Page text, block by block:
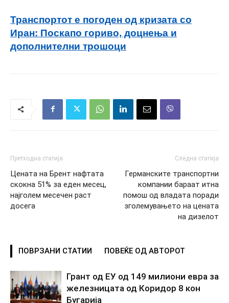
Транспортот е погоден од кризата со
Иран: Поскапо гориво, доцнења и
дополнителни трошоци
Претходна статија
Ценaтa на Брент нафтата
скокна 51% за еден месец,
најголем месечен раст
досега
Следна статија
Германските транспортни
компании бараат итна
помош од владата поради
зголемувањето на цената
на дизелот
ПОВРЗАНИ СТАТИИ ПОВЕЌЕ ОД АВТОРОТ
Грант од ЕУ од 149 милиони евра за
железницата од Коридор 8 кон
Бугарија